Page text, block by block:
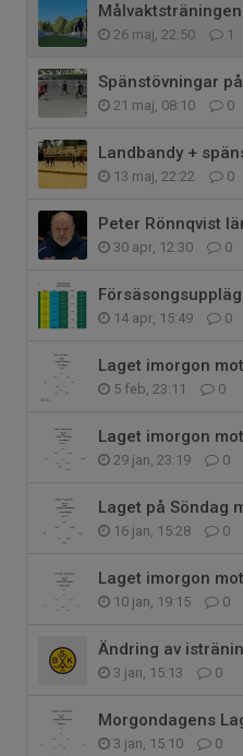
26 maj, 22:50 1
Spänstövningar
21 maj, 08:10 0
Landbandy +
13 maj, 22:22 0
Peter Rönnqvist
30 apr, 12:30 0
14 apr, 15:49 0
Laget imorgon
5 feb, 23:11 0
Laget imorgon
29 jan, 23:19 0
Laget på Söndag
16 jan, 15:28 0
Laget imorgon
10 jan, 19:15 0
Ändring av
3 jan, 15:13 0
Morgondagens
3 jan, 15:10 0